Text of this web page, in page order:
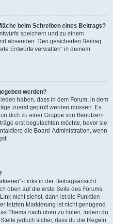
beim Schreiben eines Beitrags?
speichern und zu einem
absenden. Den gesicherten Beitrag
Entwürfe verwalten“ in deinem
werden?
haben, dass in dem Forum, in dem
zuerst geprüft werden müssen. Es
dich zu einer Gruppe von Benutzern
erst begutachten möchte, bevor sie
die Board-Administration, wenn
Links in der Beitragsansicht
oben auf die erste Seite des Forums
nicht siehst, dann ist die Funktion
letzten Markierung ist nicht genügend
Thema nach oben zu holen, indem du
jedoch sicher, dass du die Regeln